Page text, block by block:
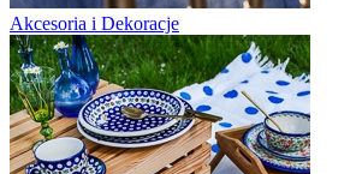
Akcesoria i Dekoracje